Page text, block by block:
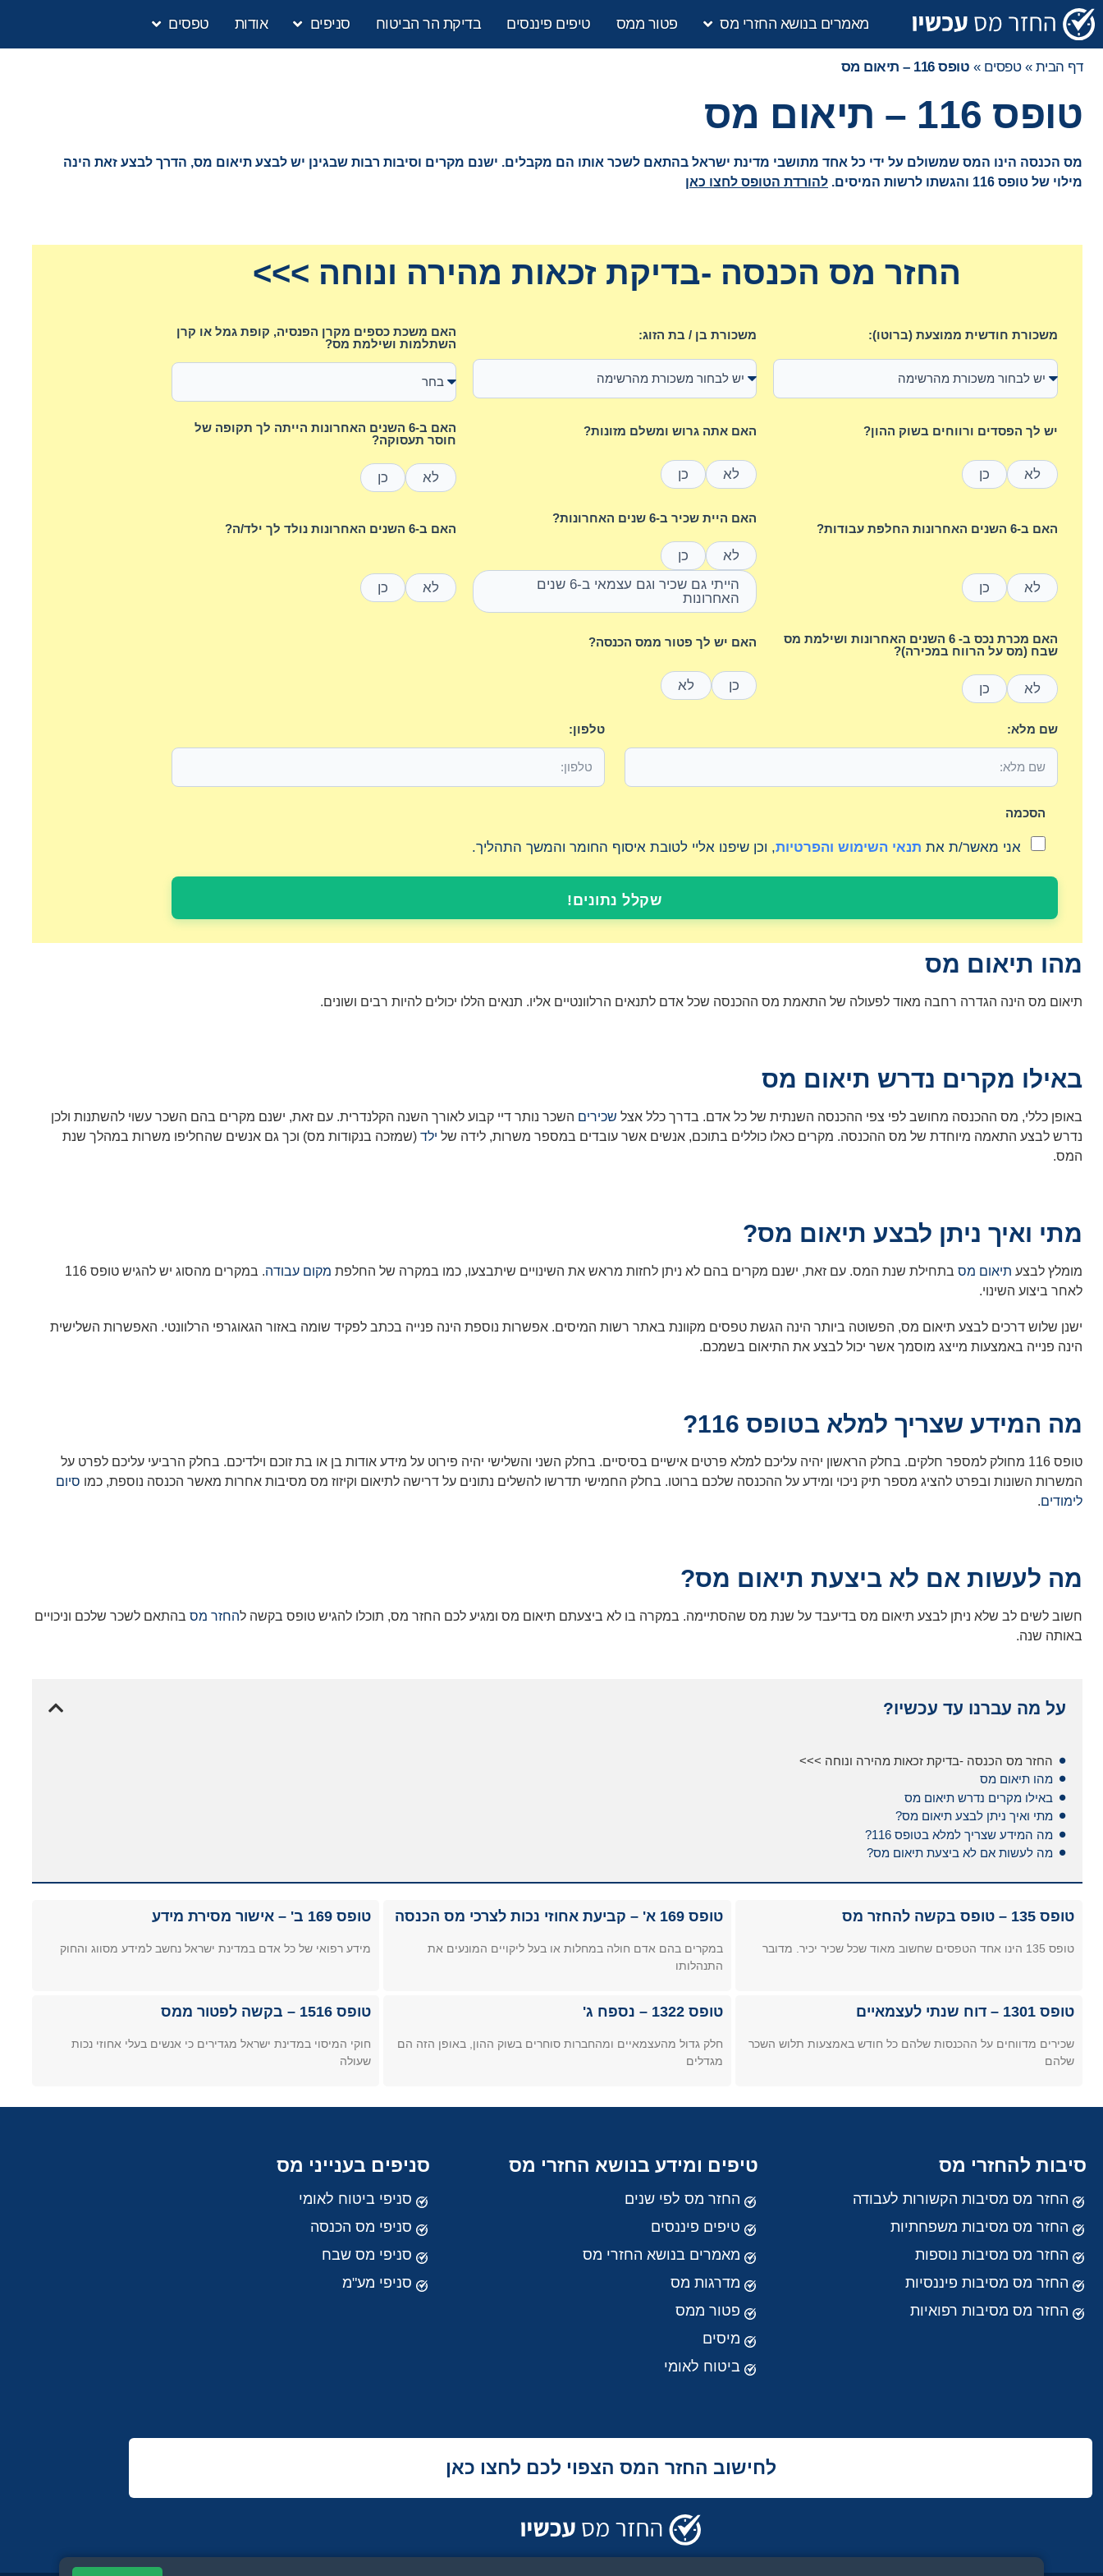
מאמרים בנושא החזרי מס פטור ממס טיפים פיננסים בדיקת הר הביטוח סניפים אודות טפסים
דף הבית »טפסים » טופס 116 – תיאום מס
טופס 116 – תיאום מס
מס הכנסה הינו המס שמשולם על ידי כל אחד מתושבי מדינת ישראל בהתאם לשכר אותו הם מקבלים. ישנם מקרים וסיבות רבות שבגינן יש לבצע תיאום מס, הדרך לבצע זאת הינה
מילוי של טופס 116 והגשתו לרשות המיסים.
להורדת הטופס לחצו כאן
החזר מס הכנסה -בדיקת זכאות מהירה ונוחה >>>
משכורת חודשית ממוצעת (ברוטו): משכורת בן / בת הזוג:
האם משכת כספים מקרן הפנסיה, קופת גמל או קרן
השתלמות ושילמת מס?
יש לך הפסדים ורווחים בשוק ההון?
לא כן
האם אתה גרוש ומשלם מזונות?
לא כן
האם ב-6 השנים האחרונות הייתה לך תקופה של
חוסר תעסוקה?
לא כן
האם ב-6 השנים האחרונות החלפת עבודות?
לא כן
האם היית שכיר ב-6 שנים האחרונות?
לא
כן
הייתי גם שכיר וגם עצמאי ב-6 שנים
האחרונות
האם ב-6 השנים האחרונות נולד לך ילד/ה?
לא כן
האם מכרת נכס ב- 6 השנים האחרונות ושילמת מס
שבח (מס על הרווח במכירה)?
לא כן
האם יש לך פטור ממס הכנסה?
כן לא
שם מלא: טלפון:
הסכמה
אני מאשר/ת את תנאי השימוש והפרטיות, וכן שיפנו אליי לטובת איסוף החומר והמשך התהליך.
שקלל נתונים!
מהו תיאום מס
תיאום מס הינה הגדרה רחבה מאוד לפעולה של התאמת מס ההכנסה שכל אדם לתנאים הרלוונטיים אליו. תנאים הללו יכולים להיות רבים ושונים.
באילו מקרים נדרש תיאום מס
באופן כללי, מס ההכנסה מחושב לפי צפי ההכנסה השנתית של כל אדם. בדרך כלל אצל שכירים השכר נותר דיי קבוע לאורך השנה הקלנדרית. עם זאת, ישנם מקרים בהם השכר עשוי להשתנות ולכן
נדרש לבצע התאמה מיוחדת של מס ההכנסה. מקרים כאלו כוללים בתוכם, אנשים אשר עובדים במספר משרות, לידה של ילד (שמזכה בנקודות מס) וכך גם אנשים שהחליפו משרות במהלך שנת
המס.
מתי ואיך ניתן לבצע תיאום מס?
מומלץ לבצע תיאום מס בתחילת שנת המס. עם זאת, ישנם מקרים בהם לא ניתן לחזות מראש את השינויים שיתבצעו, כמו במקרה של החלפת מקום עבודה
. במקרים מהסוג יש להגיש טופס 116
לאחר ביצוע השינוי.
ישנן שלוש דרכים לבצע תיאום מס, הפשוטה ביותר הינה הגשת טפסים מקוונת באתר רשות המיסים. אפשרות נוספת הינה פנייה בכתב לפקיד שומה באזור הגאוגרפי הרלוונטי. האפשרות השלישית
הינה פנייה באמצעות מייצג מוסמך אשר יכול לבצע את התיאום בשמכם.
מה המידע שצריך למלא בטופס 116?
טופס 116 מחולק למספר חלקים. בחלק הראשון יהיה עליכם למלא פרטים אישיים בסיסיים. בחלק השני והשלישי יהיה פירוט על מידע אודות בן או בת זוכם וילדיכם. בחלק הרביעי עליכם לפרט על
המשרות השונות ובפרט להציג מספר תיק ניכוי ומידע על ההכנסה שלכם ברוטו. בחלק החמישי תדרשו להשלים נתונים על דרישה לתיאום וקיזוז מס מסיבות אחרות מאשר הכנסה נוספת, כמו סיום
לימודים.
מה לעשות אם לא ביצעת תיאום מס?
חשוב לשים לב שלא ניתן לבצע תיאום מס בדיעבד על שנת מס שהסתיימה. במקרה בו לא ביצעתם תיאום מס ומגיע לכם החזר מס, תוכלו להגיש טופס בקשה להחזר מס בהתאם לשכר שלכם וניכויים
באותה שנה.
על מה עברנו עד עכשיו?
החזר מס הכנסה -בדיקת זכאות מהירה ונוחה >>>
מהו תיאום מס
באילו מקרים נדרש תיאום מס
מתי ואיך ניתן לבצע תיאום מס?
מה המידע שצריך למלא בטופס 116?
מה לעשות אם לא ביצעת תיאום מס?
טופס 135 – טופס בקשה להחזר מס
טופס 135 הינו אחד הטפסים שחשוב מאוד שכל שכיר יכיר. מדובר
טופס 169 א' – קביעת אחוזי נכות לצרכי מס הכנסה
במקרים בהם אדם חולה במחלות או בעל ליקויים המונעים את
התנהלותו
טופס 169 ב' – אישור מסירת מידע
מידע רפואי של כל אדם במדינת ישראל נחשב למידע מסווג והחוק
טופס 1301 – דוח שנתי לעצמאיים
שכירים מדווחים על ההכנסות שלהם כל חודש באמצעות תלוש השכר
שלהם
טופס 1322 – נספח ג'
חלק גדול מהעצמאיים ומהחברות סוחרים בשוק ההון, באופן הזה הם
מגדלים
טופס 1516 – בקשה לפטור ממס
חוקי המיסוי במדינת ישראל מגדירים כי אנשים בעלי אחוזי נכות
שעולה
סיבות להחזרי מס
החזר מס מסיבות הקשורות לעבודה
החזר מס מסיבות משפחתיות
החזר מס מסיבות נוספות
החזר מס מסיבות פיננסיות
החזר מס מסיבות רפואיות
טיפים ומידע בנושא החזרי מס
החזר מס לפי שנים
טיפים פיננסים
מאמרים בנושא החזרי מס
מדרגות מס
פטור ממס
מיסים
ביטוח לאומי
סניפים בענייני מס
סניפי ביטוח לאומי
סניפי מס הכנסה
סניפי מס שבח
סניפי מע"מ
לחישוב החזר המס הצפוי לכם לחצו כאן